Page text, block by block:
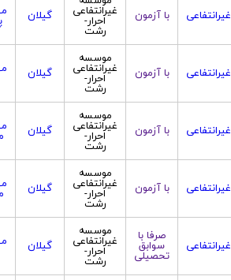
غیرانتفاعی با آزمون غیرانتفاعی
احرار-
رشت
گیلان
غیرانتفاعی با آزمون
موسسه
غیرانتفاعی
احرار-
رشت
گیلان
غیرانتفاعی با آزمون
موسسه
غیرانتفاعی
احرار-
رشت
گیلان
غیرانتفاعی با آزمون
موسسه
غیرانتفاعی
احرار-
رشت
گیلان
غیرانتفاعی
صرفا با
سوابق
تحصیلی
موسسه
غیرانتفاعی
احرار-
رشت
گیلان